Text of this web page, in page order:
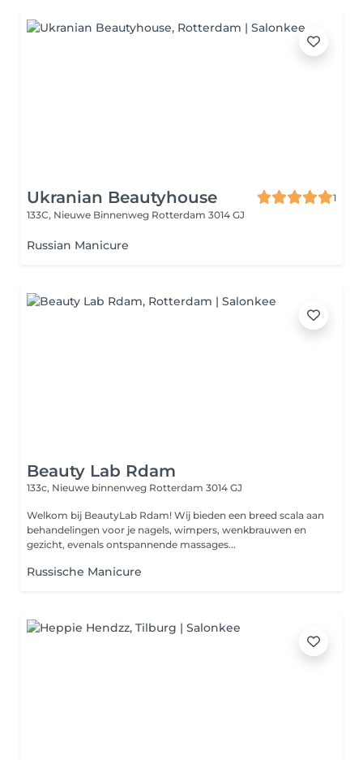
Ukranian Beautyhouse
1
133C, Nieuwe Binnenweg Rotterdam 3014 GJ
Russian Manicure
Beauty Lab Rdam
133c, Nieuwe binnenweg Rotterdam 3014 GJ
Welkom bij BeautyLab Rdam! Wij bieden een breed scala aan
behandelingen voor je nagels, wimpers, wenkbrauwen en
gezicht, evenals ontspannende massages...
Russische Manicure